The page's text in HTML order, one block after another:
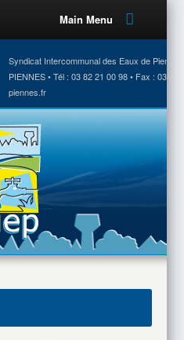
Main Menu
Syndicat Intercommunal des Eaux de
PIENNES • Tél : 03 82 21 00 98 • Fax : 03
piennes.fr